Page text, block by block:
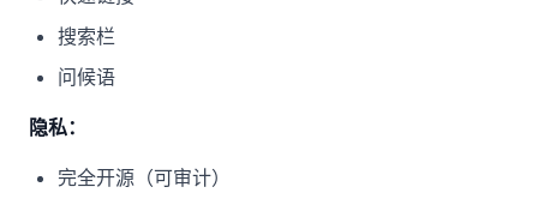
搜索栏
问候语
隐私：
完全开源（可审计）